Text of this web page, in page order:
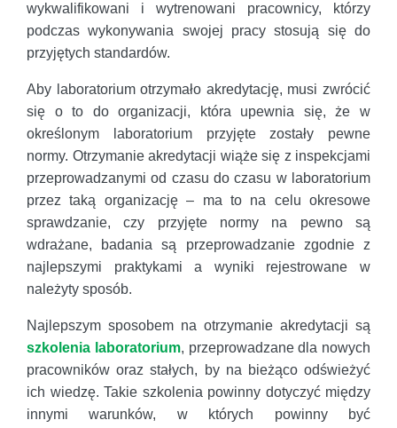
wykwalifikowani i wytrenowani pracownicy, którzy
podczas wykonywania swojej pracy stosują się do
przyjętych standardów.
Aby laboratorium otrzymało akredytację, musi zwrócić
się o to do organizacji, która upewnia się, że w
określonym laboratorium przyjęte zostały pewne
normy. Otrzymanie akredytacji wiąże się z inspekcjami
przeprowadzanymi od czasu do czasu w laboratorium
przez taką organizację – ma to na celu okresowe
sprawdzanie, czy przyjęte normy na pewno są
wdrażane, badania są przeprowadzanie zgodnie z
najlepszymi praktykami a wyniki rejestrowane w
należyty sposób.
Najlepszym sposobem na otrzymanie akredytacji są
szkolenia laboratorium, przeprowadzane dla nowych
pracowników oraz stałych, by na bieżąco odświeżyć
ich wiedzę. Takie szkolenia powinny dotyczyć między
innymi warunków, w których powinny być